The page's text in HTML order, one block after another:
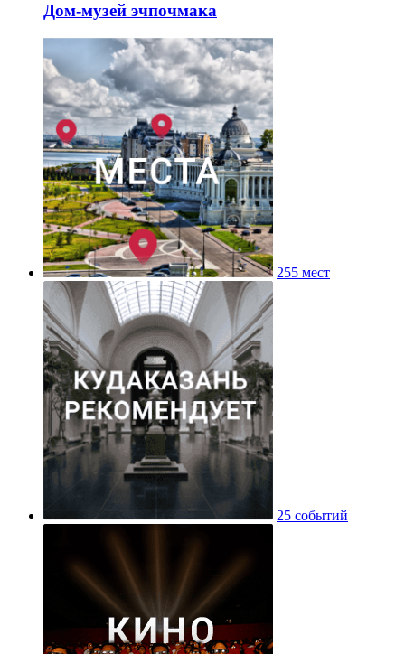
Дом-музей эчпочмака
255 мест
25 событий